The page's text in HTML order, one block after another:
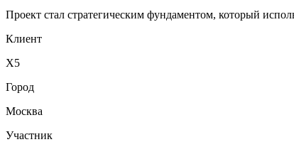
Проект стал стратегическим фундаментом, который
Клиент
X5
Город
Москва
Участник